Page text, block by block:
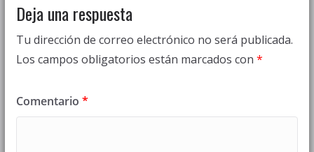
Deja una respuesta
Tu dirección de correo electrónico no será publicada.
Los campos obligatorios están marcados con *
Comentario *